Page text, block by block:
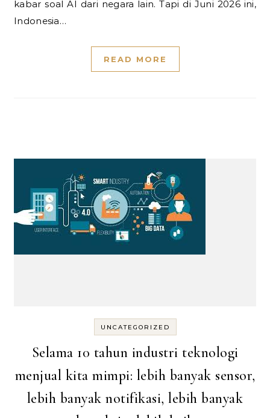
kabar soal AI dari negara lain. Tapi di Juni 2026 ini,
Indonesia…
READ MORE
UNCATEGORIZED
Selama 10 tahun industri teknologi
menjual kita mimpi: lebih banyak sensor,
lebih banyak notifikasi, lebih banyak